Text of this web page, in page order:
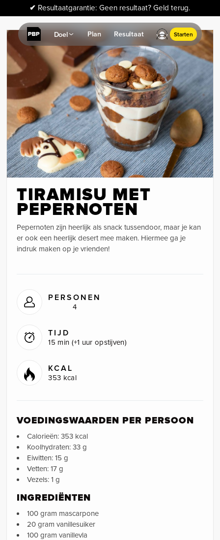
✔ Resultaatgarantie: Geen resultaat? Geld terug.
Doel Plan Resultaat Starten
TIRAMISU MET
PEPERNOTEN
Pepernoten zijn heerlijk als snack tussendoor, maar je kan
er ook een heerlijk desert mee maken. Hiermee ga je
indruk maken op je vrienden!
PERSONEN
4
TIJD
15 min (+1 uur opstijven)
KCAL
353 kcal
VOEDINGSWAARDEN PER PERSOON
Calorieën: 353 kcal
Koolhydraten: 33 g
Eiwitten: 15 g
Vetten: 17 g
Vezels: 1 g
INGREDIËNTEN
100 gram mascarpone
20 gram vanillesuiker
100 gram vanillevla